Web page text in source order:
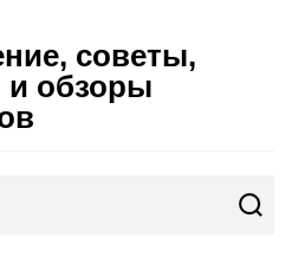
советы,
и обзоры